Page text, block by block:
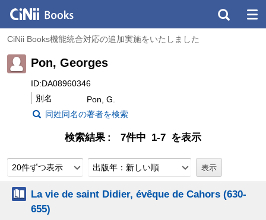
CiNii Books機能統合対応の追加実施をいたしました
Pon, Georges
ID:DA08960346
別名
Pon, G.
同姓同名の著者を検索
検索結果 7件中 1-7 を表示
20件ずつ表示 出版年：新しい順
La vie de saint Didier, évêque de Cahors (630-
655)